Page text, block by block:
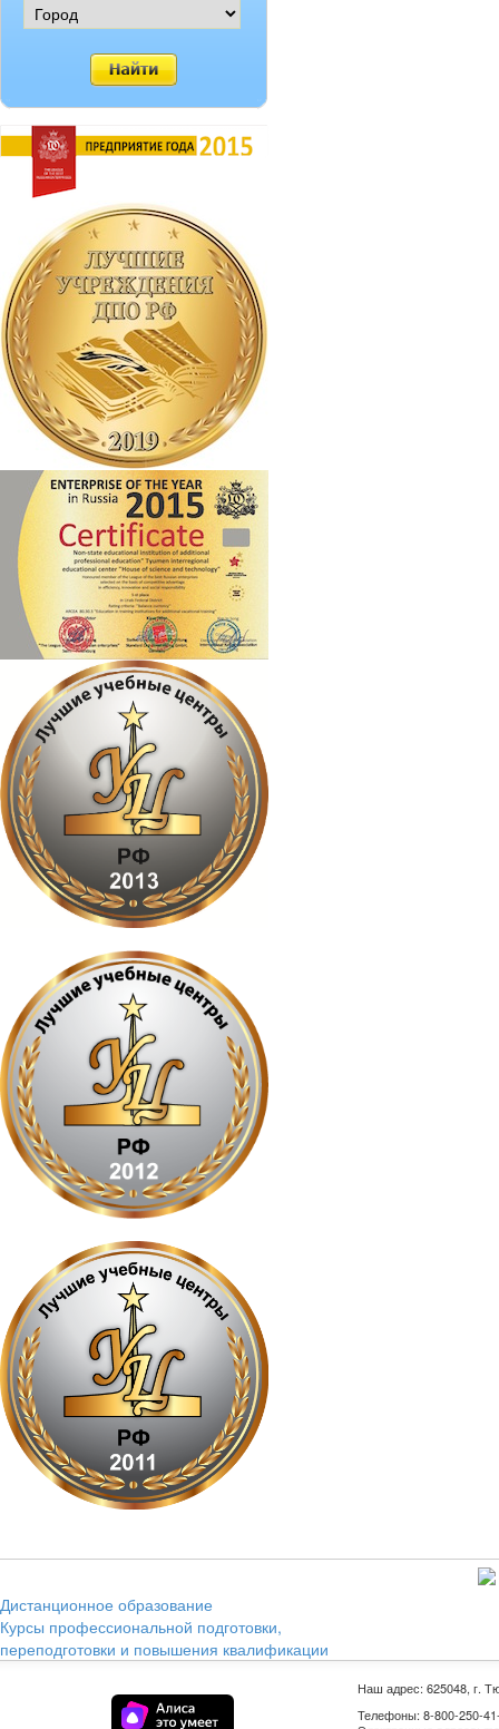
Дистанционное образование
Курсы профессиональной подготовки,
переподготовки и повышения квалификации
Наш адрес: 625048, г.
Телефоны: 8-800-250-